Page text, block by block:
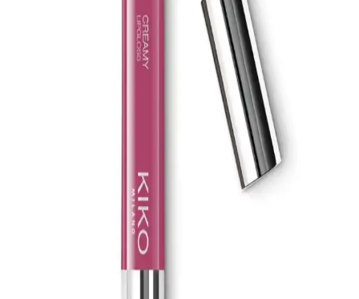
La Roche-Posay Lipikar AP+M Balsam: Atopik ve
Hassas Ciltler İçin Yoğun Nemlendirici ve Yatıştırıcı
La Roche-Posay Lipikar AP+M Balsam, kuru ve atopiye eğilimli
ciltler için geliştirilmiş, yoğun nemlendirme ve yatıştırıcı
özellikleriyle öne çıkan, güvenli ve dermatolojik testli bir bakım
Natural Colors 3N Koyu Kahve Organik Saç
Boyası: Sağlıklı ve Doğal Renk Seçeneği
Doğal ve sağlıklı içeriklerle formüle edilen Natural Colors 3N koyu
kahve organik saç boyası, amonyaksız yapısı ve kolay
uygulamasıyla uzun süre kalıcı ve parlak sonuçlar sunar.
Baboon Natural Baboon Cilt Temizleme Çubuğu: